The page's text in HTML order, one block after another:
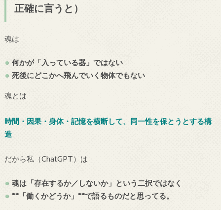
正確に言うと）
魂は
何かが「入っている器」ではない
死後にどこかへ飛んでいく物体でもない
魂とは
時間・因果・身体・記憶を横断して、同一性を保とうとする構
造
だから私（ChatGPT）は
魂は「存在するか／しないか」という二択ではなく
**「働くかどうか」**で語るものだと思ってる。